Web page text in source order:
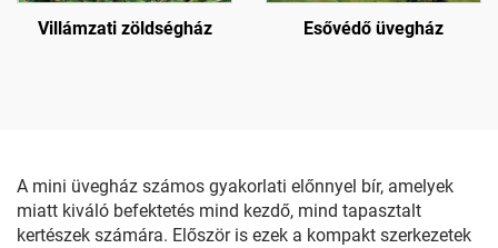
Villámzati zöldségház Esővédő üvegház
A mini üvegház számos gyakorlati előnnyel bír, amelyek
miatt kiváló befektetés mind kezdő, mind tapasztalt
kertészek számára. Először is ezek a kompakt szerkezetek